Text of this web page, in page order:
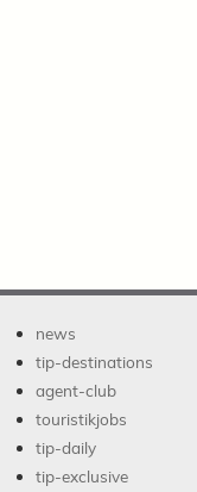
news
tip-destinations
agent-club
touristikjobs
tip-daily
tip-exclusive